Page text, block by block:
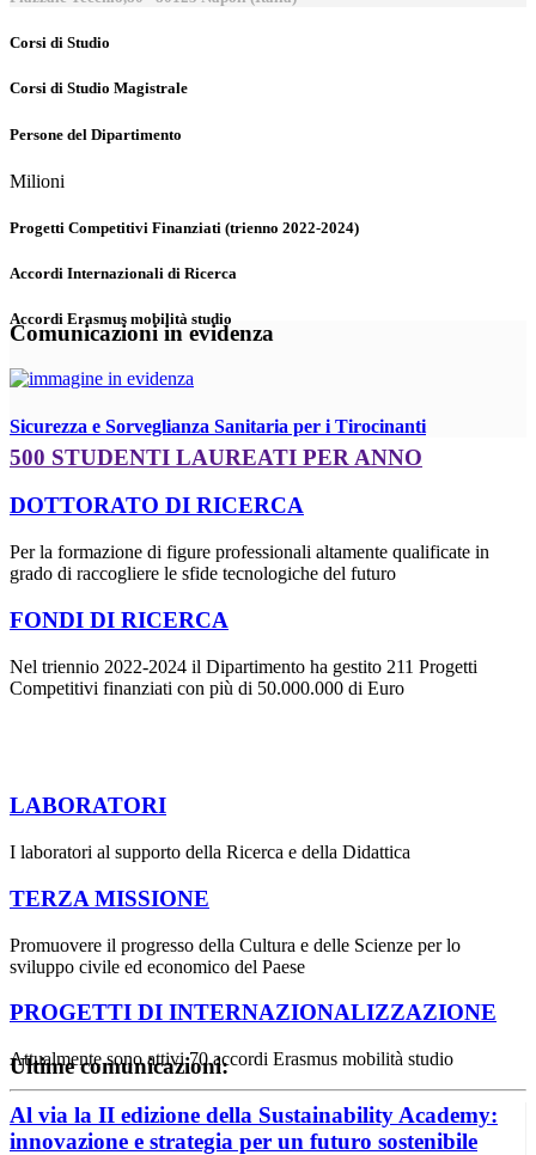
Corsi di Studio
Corsi di Studio Magistrale
Persone del Dipartimento
Milioni
Progetti Competitivi Finanziati (trienno 2022-2024)
Accordi Internazionali di Ricerca
Accordi Erasmus mobilità studio
Comunicazioni in evidenza
Sicurezza e Sorveglianza Sanitaria per i Tirocinanti
500 STUDENTI LAUREATI PER ANNO
DOTTORATO DI RICERCA
Per la formazione di figure professionali altamente qualificate in
grado di raccogliere le sfide tecnologiche del futuro
FONDI DI RICERCA
Nel triennio 2022-2024 il Dipartimento ha gestito 211 Progetti
Competitivi finanziati con più di 50.000.000 di Euro
LABORATORI
I laboratori al supporto della Ricerca e della Didattica
TERZA MISSIONE
Promuovere il progresso della Cultura e delle Scienze per lo
sviluppo civile ed economico del Paese
PROGETTI DI INTERNAZIONALIZZAZIONE
Attualmente sono attivi 70 accordi Erasmus mobilità studio
Ultime comunicazioni:
Al via la II edizione della Sustainability Academy:
innovazione e strategia per un futuro sostenibile